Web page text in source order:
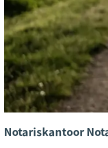
Notariskantoor